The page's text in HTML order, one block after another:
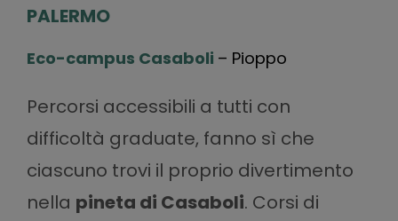
PALERMO
Eco-campus Casaboli – Pioppo
Percorsi accessibili a tutti con
difficoltà graduate, fanno sì che
ciascuno trovi il proprio divertimento
nella pineta di Casaboli. Corsi di